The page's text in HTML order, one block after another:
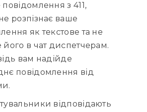
з 411,
розпізнає ваше
як текстове та не
його в чат диспетчерам.
вам надійде
повідомлення від
відповідають